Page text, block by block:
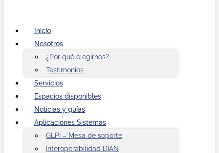
Inicio
Nosotros
¿Por qué elegirnos?
Testimonios
Servicios
Espacios disponibles
Noticias y guías
Aplicaciones Sistemas
GLPI – Mesa de soporte
Interoperabilidad DIAN